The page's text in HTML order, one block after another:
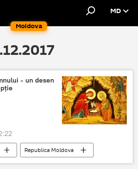
Moldova
MD
- un desen
Republica Moldova
desen animat ortodox